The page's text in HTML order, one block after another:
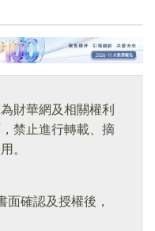
財華網及相關權利
禁止進行轉載、摘
。
面確認及授權後，